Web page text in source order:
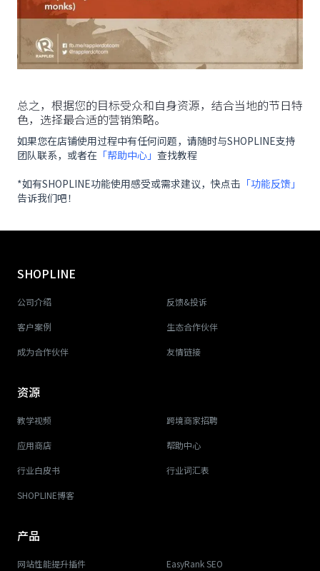
总之，根据您的目标受众和自身资源，结合当地的节日特
色，选择最合适的营销策略。
如果您在店铺使用过程中有任何问题，请随时与SHOPLINE支持
团队联系，或者在 「帮助中心」 查找教程
*如有SHOPLINE功能使用感受或需求建议，快点击 「功能反馈」
告诉我们吧！
SHOPLINE
公司介绍 反馈&投诉
客户案例 生态合作伙伴
成为合作伙伴 友情链接
资源
教学视频 跨境商家招聘
应用商店 帮助中心
行业白皮书 行业词汇表
SHOPLINE博客
产品
网站性能提升插件 EasyRank SEO